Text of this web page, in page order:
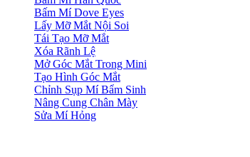
Bấm Mí Dove Eyes
Lấy Mỡ Mắt Nội Soi
Tái Tạo Mỡ Mắt
Xóa Rãnh Lệ
Mở Góc Mắt Trong Mini
Tạo Hình Góc Mắt
Chỉnh Sụp Mí Bẩm Sinh
Nâng Cung Chân Mày
Sửa Mí Hỏng